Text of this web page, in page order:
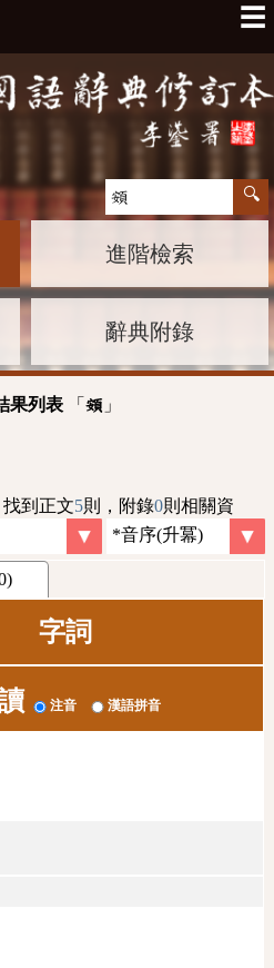
☰
進階檢索
辭典附錄
果列表 「 頞 」
找到正文5則，附錄0則相關資
字詞
注音 漢語拼音